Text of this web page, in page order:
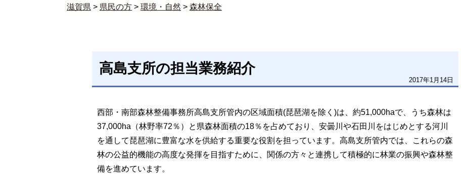
滋賀県 > 県民の方 > 環境・自然 > 森林保全
高島支所の担当業務紹介
2017年1月14日
西部・南部森林整備事務所高島支所管内の区域面積(琵琶湖を除く)は、約51,000haで、うち森林は
37,000ha（林野率72％）と県森林面積の18％を占めており、安曇川や石田川をはじめとする河川
を通して琵琶湖に豊富な水を供給する重要な役割を担っています。高島支所管内では、これらの森
林の公益的機能の高度な発揮を目指すために、関係の方々と連携して積極的に林業の振興や森林整
備を進めています。